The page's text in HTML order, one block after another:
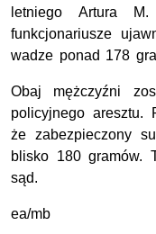
letniego Artura
funkcjonariusze
wadze ponad 178
Obaj mężczyźni
policyjnego aresztu.
że zabezpieczony
blisko 180 gramów.
sąd.
ea/mb